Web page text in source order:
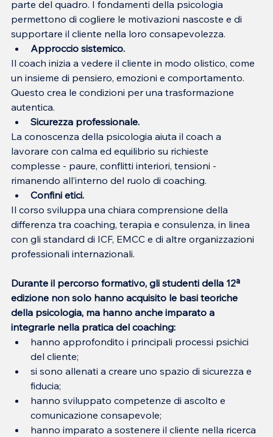
parte del quadro. I fondamenti della psicologia
permettono di cogliere le motivazioni nascoste e di
supportare il cliente nella loro consapevolezza.
Approccio sistemico.
Il coach inizia a vedere il cliente in modo olistico, come
un insieme di pensiero, emozioni e comportamento.
Questo crea le condizioni per una trasformazione
autentica.
Sicurezza professionale.
La conoscenza della psicologia aiuta il coach a
lavorare con calma ed equilibrio su richieste
complesse - paure, conflitti interiori, tensioni -
rimanendo all’interno del ruolo di coaching.
Confini etici.
Il corso sviluppa una chiara comprensione della
differenza tra coaching, terapia e consulenza, in linea
con gli standard di ICF, EMCC e di altre organizzazioni
professionali internazionali.
Durante il percorso formativo, gli studenti della 12ª
edizione non solo hanno acquisito le basi teoriche
della psicologia, ma hanno anche imparato a
integrarle nella pratica del coaching:
hanno approfondito i principali processi psichici
del cliente;
si sono allenati a creare uno spazio di sicurezza e
fiducia;
hanno sviluppato competenze di ascolto e
comunicazione consapevole;
hanno imparato a sostenere il cliente nella ricerca